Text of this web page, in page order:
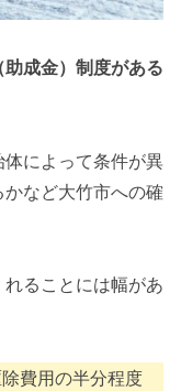
成金）制度がある
によって条件が異
など大竹市への確
ることには幅があ
費用の半分程度